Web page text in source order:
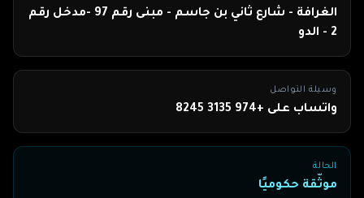
الغرافة - شارع ثاني بن جاسم - مبنى رقم 97 -مدخل رقم
2 - الدو
وسيلة التواصل
واتساب على +974 3135 8245
الحالة
موثّقة حكوميًا